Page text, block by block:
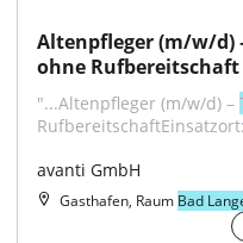
Altenpfleger (m/w/d)
ohne Rufbereitschaft
"...Altenpfleger (m/w/d) –
avanti GmbH
Gasthafen, Raum Bad